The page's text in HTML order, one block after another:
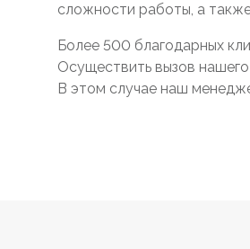
сложности работы, а
Более 500 благодарных
Осуществить вызов
В этом случае наш